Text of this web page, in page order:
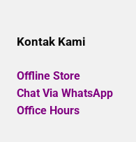
Kontak Kami
Offline Store
Chat Via WhatsApp
Office Hours